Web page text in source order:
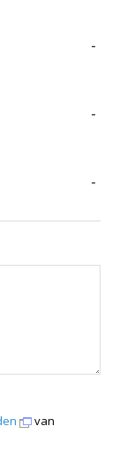
-
-
-
van